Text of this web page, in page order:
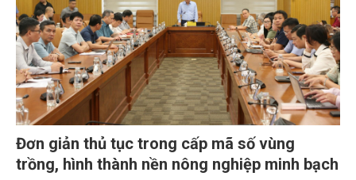
Đơn giản thủ tục trong cấp mã số vùng
trồng, hình thành nền nông nghiệp minh bạch